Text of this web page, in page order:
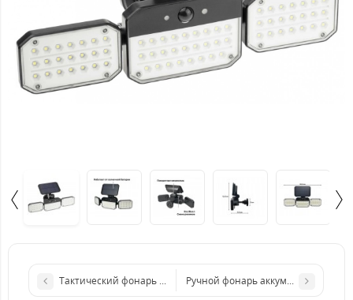
Тактический фонарь ручной светодиодный
Ручной фонарь аккумуляторный